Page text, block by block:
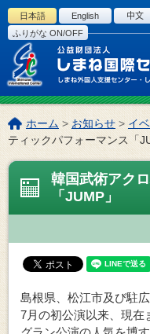
このページの本文へ
日本語 English 中文
ふりがな ON/OFF
こ
の
ペ
ホーム > お知らせ > イ
ティックパフォーマンス「
韓国武術アク
「JUMP」
島根県、松江市及び駐
7月の初公演以来、現在